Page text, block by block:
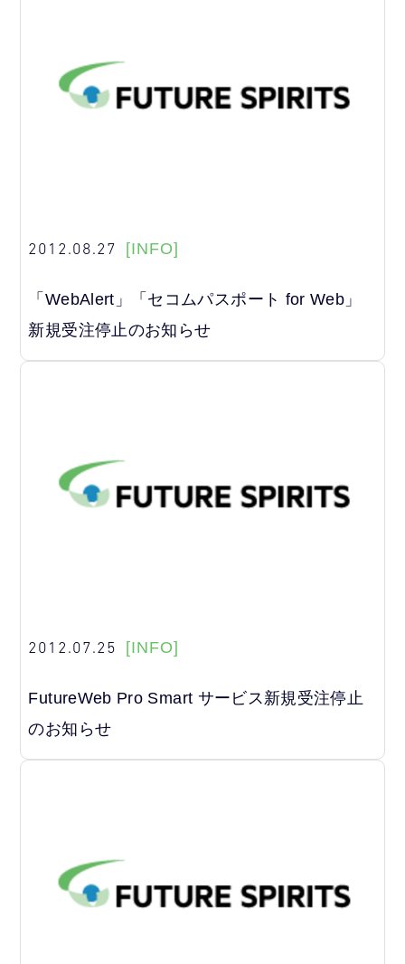
2012.08.27 [INFO]
「WebAlert」「セコムパスポート for Web」
新規受注停止のお知らせ
2012.07.25 [INFO]
FutureWeb Pro Smart サービス新規受注停止
のお知らせ